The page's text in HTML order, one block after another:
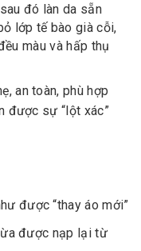
đó làn da sẵn
lớp tế bào già cỗi,
màu và hấp thụ
an toàn, phù hợp
được sự “lột xác”
được “thay áo mới”
được nạp lại từ